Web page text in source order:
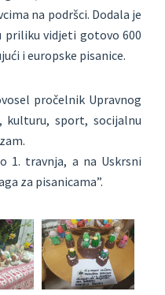
na podršci. Dodala je
vidjeti gotovo 600
i europske pisanice.
pročelnik Upravnog
kulturu, sport, socijalnu
1. travnja, a na Uskrsni
za pisanicama”.